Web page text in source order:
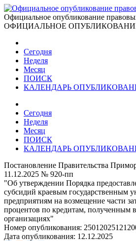
Официальное опубликование
ОФИЦИАЛЬНОЕ
Сегодня
Неделя
Месяц
ПОИСК
КАЛЕНДАРЬ
Сегодня
Неделя
Месяц
ПОИСК
КАЛЕНДАРЬ
Постановление Правительства
11.12.2025 № 920-пп
"Об утверждении Порядка
субсидий краевым государственным
предприятиям на возмещение части
процентов по кредитам, полученным
организациях"
Номер опубликования:
Дата опубликования: 12.12.2025